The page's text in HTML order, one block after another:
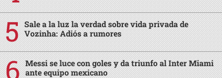
Sale a la luz la verdad sobre vida privada de
Vozinha: Adiós a rumores
Messi se luce con goles y da triunfo al Inter Miami
ante equipo mexicano